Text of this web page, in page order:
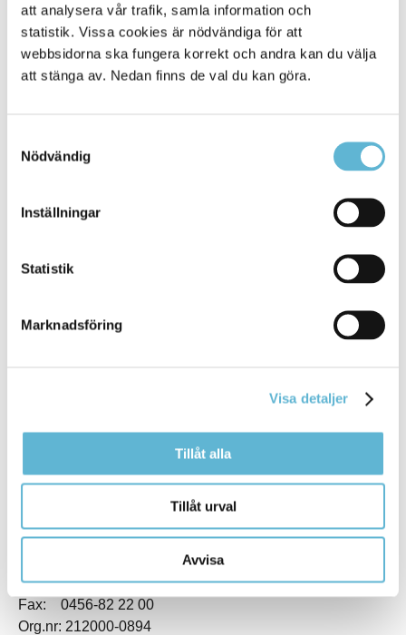
att analysera vår trafik, samla information och
statistik. Vissa cookies är nödvändiga för att
webbsidorna ska fungera korrekt och andra kan du välja
att stänga av. Nedan finns de val du kan göra.
Nödvändig
Inställningar
Statistik
Marknadsföring
Visa detaljer
Tillåt alla
Tillåt urval
Avvisa
Sidan senast uppdaterad: den 29 September 2021
Tipsa och dela sidan
Postadress
Box 18, 295 21 Bromölla
E-post
kommunstyrelsen@bromolla.se
www.bromolla.se
Växel: 0456-82 20 00
Fax: 0456-82 22 00
Org.nr: 212000-0894